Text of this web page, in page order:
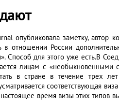
опубликовала заметку, автор
в отношении России
для этого уже есть.В
лицам с «необыкновенными
в стране в течение трех
соответствующая
время визы этих типов